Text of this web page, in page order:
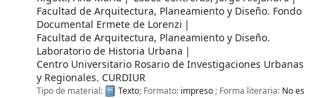
Facultad de Arquitectura, Planeamiento y Diseño. Fondo
Documental Ermete de Lorenzi
Facultad de Arquitectura, Planeamiento y Diseño.
Laboratorio de Historia Urbana
Centro Universitario Rosario de Investigaciones Urbanas
y Regionales. CURDIUR
Tipo de material: Texto; Formato: impreso ; Forma literaria: No es